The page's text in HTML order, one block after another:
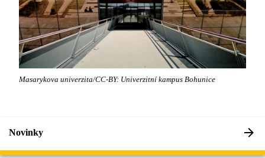
Masarykova univerzita/CC-BY: Univerzitní kampus Bohunice
Novinky